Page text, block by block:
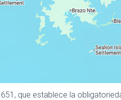
que establece la